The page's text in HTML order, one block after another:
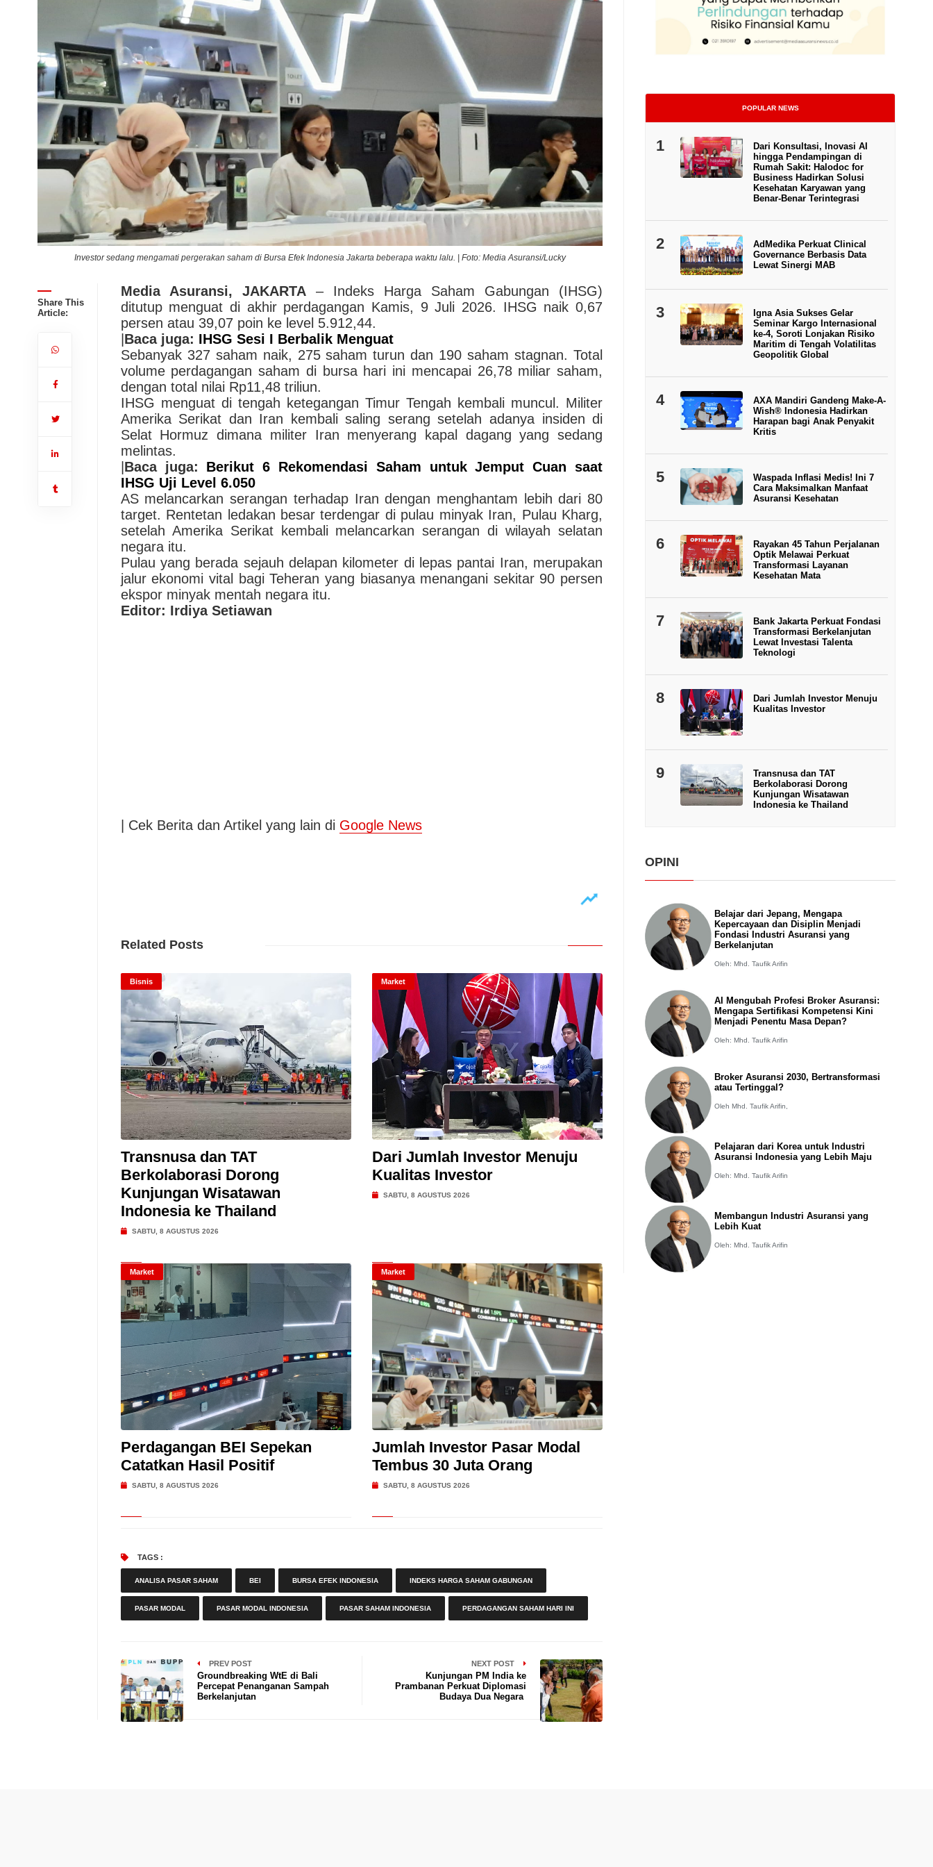
Investor sedang mengamati pergerakan saham di Bursa Efek Indonesia Jakarta beberapa waktu lalu. | Foto: Media Asuransi/Lucky Investor sedang mengamati pergerakan saham di Bursa Efek Indonesia
Share This
Article:
Media Asuransi, JAKARTA– Indeks Harga Saham Gabungan (IHSG)
ditutup menguat di akhir perdagangan Kamis, 9 Juli 2026. IHSG naik 0,67
persen atau 39,07 poin ke level 5.912,44.
Baca juga: IHSG Sesi I Berbalik Menguat
Sebanyak 327 saham naik, 275 saham turun dan 190 saham stagnan. Total
volume perdagangan saham di bursa hari ini mencapai 26,78 miliar saham,
dengan total nilai Rp11,48 triliun.
IHSG menguat di tengah ketegangan Timur Tengah kembali muncul. Militer
Amerika Serikat dan Iran kembali saling serang setelah adanya insiden di
Selat Hormuz dimana militer Iran menyerang kapal dagang yang sedang
melintas.
Baca juga: Berikut 6 Rekomendasi Saham untuk Jemput Cuan saat
IHSG Uji Level 6.050
AS melancarkan serangan terhadap Iran dengan menghantam lebih dari 80
target. Rentetan ledakan besar terdengar di pulau minyak Iran, Pulau Kharg,
setelah Amerika Serikat kembali melancarkan serangan di wilayah selatan
negara itu.
Pulau yang berada sejauh delapan kilometer di lepas pantai Iran, merupakan
jalur ekonomi vital bagi Teheran yang biasanya menangani sekitar 90 persen
ekspor minyak mentah negara itu.
Editor: Irdiya Setiawan
| Cek Berita dan Artikel yang lain di Google News
Related Posts
Bisnis
Transnusa dan TAT
Berkolaborasi Dorong
Kunjungan Wisatawan
Indonesia ke Thailand
SABTU, 8 AGUSTUS 2026
Market
Dari Jumlah Investor Menuju
Kualitas Investor
SABTU, 8 AGUSTUS 2026
Market
Perdagangan BEI Sepekan
Catatkan Hasil Positif
SABTU, 8 AGUSTUS 2026
Market
Jumlah Investor Pasar Modal
Tembus 30 Juta Orang
SABTU, 8 AGUSTUS 2026
TAGS :
ANALISA PASAR SAHAM BEI BURSA EFEK INDONESIA INDEKS HARGA SAHAM GABUNGAN
PASAR MODAL PASAR MODAL INDONESIA PASAR SAHAM INDONESIA PERDAGANGAN SAHAM HARI INI
PREV POST
Groundbreaking WtE di Bali
Percepat Penanganan Sampah
Berkelanjutan
NEXT POST
Kunjungan PM India ke
Prambanan Perkuat Diplomasi
Budaya Dua Negara
POPULAR NEWS
1
Dari Konsultasi, Inovasi AI
hingga Pendampingan di
Rumah Sakit: Halodoc for
Business Hadirkan Solusi
Kesehatan Karyawan yang
Benar-Benar Terintegrasi
2
AdMedika Perkuat Clinical
Governance Berbasis Data
Lewat Sinergi MAB
3
Igna Asia Sukses Gelar
Seminar Kargo Internasional
ke-4, Soroti Lonjakan Risiko
Maritim di Tengah Volatilitas
Geopolitik Global
4
AXA Mandiri Gandeng Make-A-
Wish® Indonesia Hadirkan
Harapan bagi Anak Penyakit
Kritis
5
Waspada Inflasi Medis! Ini 7
Cara Maksimalkan Manfaat
Asuransi Kesehatan
6
Rayakan 45 Tahun Perjalanan
Optik Melawai Perkuat
Transformasi Layanan
Kesehatan Mata
7
Bank Jakarta Perkuat Fondasi
Transformasi Berkelanjutan
Lewat Investasi Talenta
Teknologi
8
Dari Jumlah Investor Menuju
Kualitas Investor
9
Transnusa dan TAT
Berkolaborasi Dorong
Kunjungan Wisatawan
Indonesia ke Thailand
OPINI
Belajar dari Jepang, Mengapa
Kepercayaan dan Disiplin Menjadi
Fondasi Industri Asuransi yang
Berkelanjutan
Oleh: Mhd. Taufik Arifin
AI Mengubah Profesi Broker Asuransi:
Mengapa Sertifikasi Kompetensi Kini
Menjadi Penentu Masa Depan?
Oleh: Mhd. Taufik Arifin
Broker Asuransi 2030, Bertransformasi
atau Tertinggal?
Oleh Mhd. Taufik Arifin,
Pelajaran dari Korea untuk Industri
Asuransi Indonesia yang Lebih Maju
Oleh: Mhd. Taufik Arifin
Membangun Industri Asuransi yang
Lebih Kuat
Oleh: Mhd. Taufik Arifin